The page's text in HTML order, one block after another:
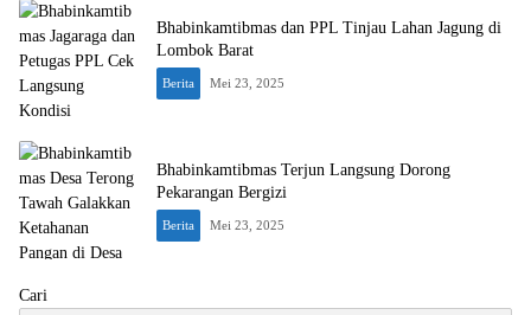
Bhabinkamtibmas dan PPL Tinjau Lahan Jagung di
Lombok Barat
Berita Mei 23, 2025
Bhabinkamtibmas Terjun Langsung Dorong
Pekarangan Bergizi
Berita Mei 23, 2025
Cari